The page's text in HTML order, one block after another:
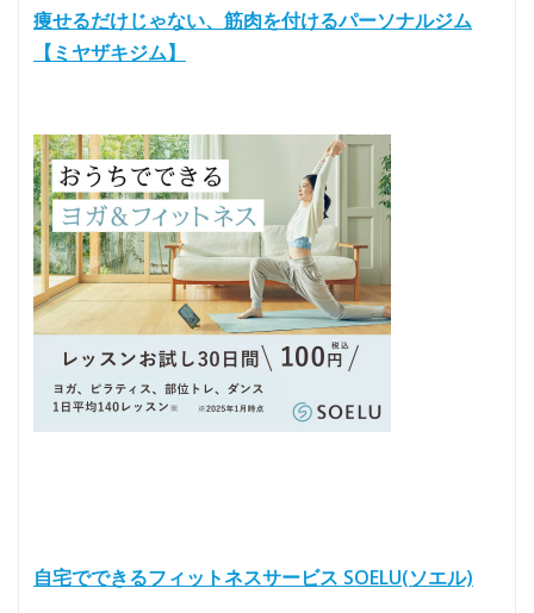
痩せるだけじゃない、筋肉を付けるパーソナルジム
【ミヤザキジム】
自宅でできるフィットネスサービス SOELU(ソエル)